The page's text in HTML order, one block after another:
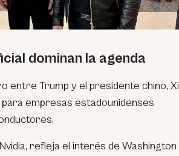
dominan la agenda
entre Trump y el presidente chino, Xi
empresas estadounidenses
refleja el interés de Washington